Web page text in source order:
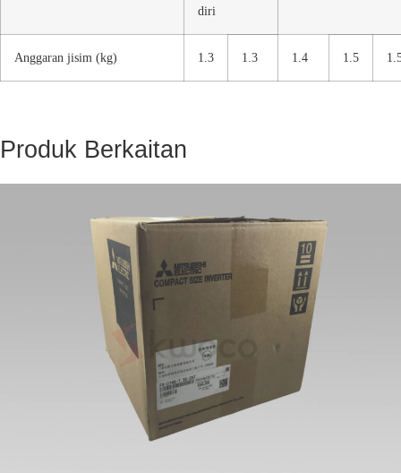
diri
Anggaran jisim (kg) 1.3 1.3 1.4 1.5
Produk Berkaitan